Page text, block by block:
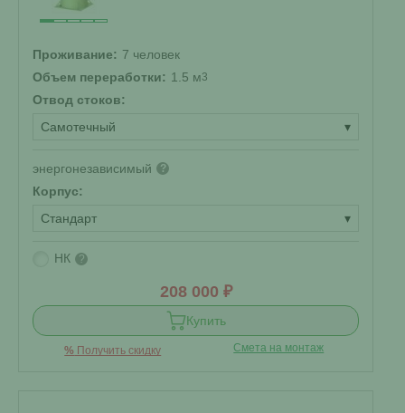
Проживание: 7 человек
Объем переработки: 1.5 м3
Отвод стоков:
Самотечный
▾
энергонезависимый ?
Корпус:
Стандарт
▾
НК ?
208 000 ₽
Купить
% Получить скидку Смета на монтаж